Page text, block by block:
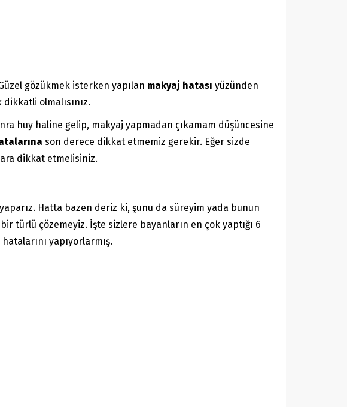
gözükmek isterken yapılan makyaj hatası yüzünden
olmalısınız.
huy haline gelip, makyaj yapmadan çıkamam düşüncesine
son derece dikkat etmemiz gerekir. Eğer sizde
dikkat etmelisiniz.
Hatta bazen deriz ki, şunu da süreyim yada bunun
türlü çözemeyiz. İşte sizlere bayanların en çok yaptığı 6
yapıyorlarmış.